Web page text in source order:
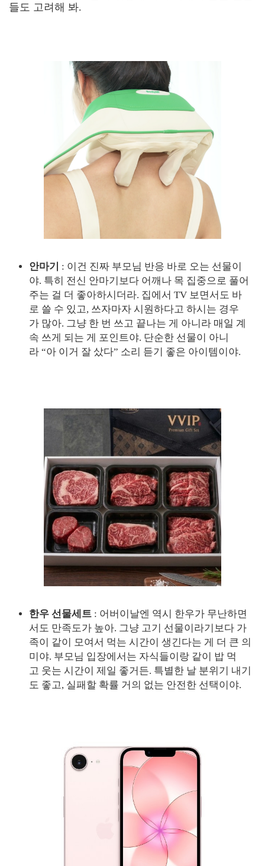
들도 고려해 봐.
안마기
: 이건 진짜 부모님 반응 바로 오는 선물이
야. 특히 전신 안마기보다 어깨나 목 집중으로 풀어
주는 걸 더 좋아하시더라. 집에서 TV 보면서도 바
로 쓸 수 있고, 쓰자마자 시원하다고 하시는 경우
가 많아. 그냥 한 번 쓰고 끝나는 게 아니라 매일 계
속 쓰게 되는 게 포인트야. 단순한 선물이 아니
라 “아 이거 잘 샀다” 소리 듣기 좋은 아이템이야.
한우 선물세트 : 어버이날엔 역시 한우가 무난하면
서도 만족도가 높아. 그냥 고기 선물이라기보다 가
족이 같이 모여서 먹는 시간이 생긴다는 게 더 큰 의
미야. 부모님 입장에서는 자식들이랑 같이 밥 먹
고 웃는 시간이 제일 좋거든. 특별한 날 분위기 내기
도 좋고, 실패할 확률 거의 없는 안전한 선택이야.